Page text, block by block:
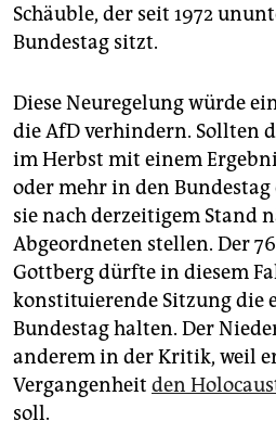
Schäuble, der seit 1972
Bundestag sitzt.
Diese Neuregelung würde
die AfD verhindern. Sollten
im Herbst mit einem
oder mehr in den
sie nach derzeitigem Stand
Abgeordneten stellen. Der
Gottberg dürfte in diesem
konstituierende Sitzung die
Bundestag halten. Der
anderem in der Kritik, weil
Vergangenheit den
soll.